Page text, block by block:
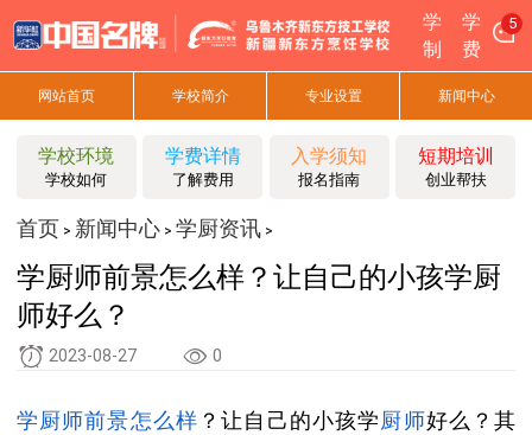
学
制
学
费
5
网站首页 学校简介 专业设置 新闻中心
学校环境
学校如何
学费详情
了解费用
入学须知
报名指南
短期培训
创业帮扶
首页 > 新闻中心> 学厨资讯>
学厨师前景怎么样？让自己的小孩学厨
师好么？
2023-08-27 0
学厨师前景怎么样 ？让自己的小孩学厨师好么？其